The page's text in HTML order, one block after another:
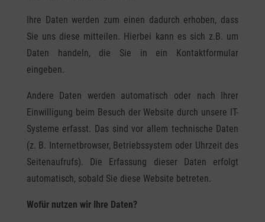
Ihre Daten werden zum einen dadurch erhoben, dass
Sie uns diese mitteilen. Hierbei kann es sich z.B. um
Daten handeln, die Sie in ein Kontaktformular
eingeben.
Andere Daten werden automatisch oder nach Ihrer
Einwilligung beim Besuch der Website durch unsere IT-
Systeme erfasst. Das sind vor allem technische Daten
(z. B. Internetbrowser, Betriebssystem oder Uhrzeit des
Seitenaufrufs). Die Erfassung dieser Daten erfolgt
automatisch, sobald Sie diese Website betreten.
Wofür nutzen wir Ihre Daten?